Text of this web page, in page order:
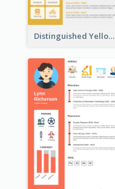
Distinguished Yellow Resume